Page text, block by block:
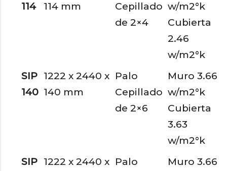
114
114 mm
Cepillado
de 2×4
w/m2°k
Cubierta
2.46
w/m2°k
SIP
140
1222 x 2440 x
140 mm
Palo
Cepillado
de 2×6
Muro 3.66
w/m2°k
Cubierta
3.63
w/m2°k
SIP 1222 x 2440 x Palo
Muro 3.66